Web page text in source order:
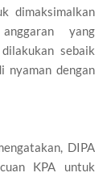
dimaksimalkan
yang
sebaik
nyaman dengan
DIPA
KPA untuk